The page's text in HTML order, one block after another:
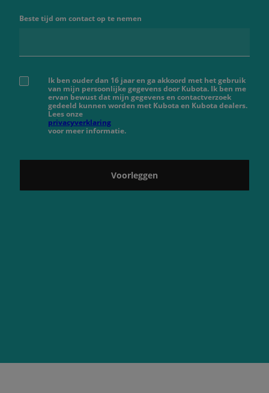
Beste tijd om contact op te nemen
Ik ben ouder dan 16 jaar en ga akkoord met het gebruik
van mijn persoonlijke gegevens door Kubota. Ik ben me
ervan bewust dat mijn gegevens en contactverzoek
gedeeld kunnen worden met Kubota en Kubota dealers.
Lees onze
privacyverklaring
voor meer informatie.
Voorleggen